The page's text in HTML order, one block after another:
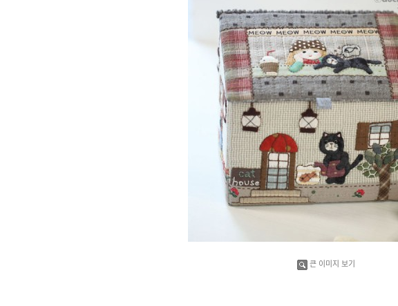
큰 이미지 보기